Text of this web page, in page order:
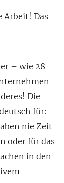
Arbeit! Das
– wie 28
Die
für:
nie Zeit
oder für das
in den